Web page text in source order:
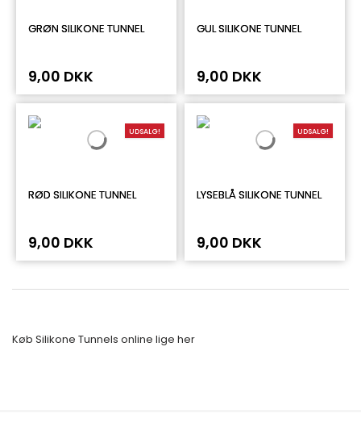
GRØN SILIKONE TUNNEL
9,00 DKK
GUL SILIKONE TUNNEL
9,00 DKK
UDSALG!
RØD SILIKONE TUNNEL
9,00 DKK
UDSALG!
LYSEBLÅ SILIKONE TUNNEL
9,00 DKK
Køb Silikone Tunnels online lige her